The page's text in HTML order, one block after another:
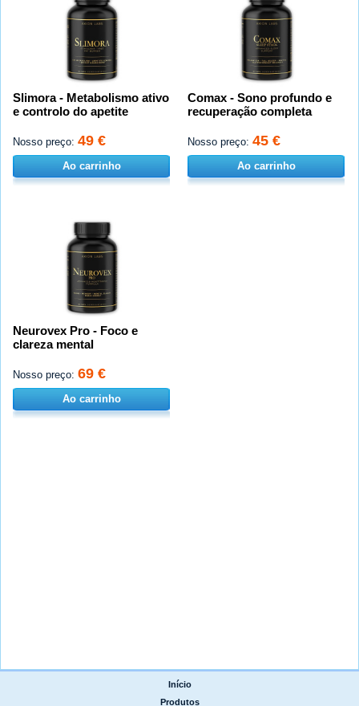
Slimora - Metabolismo ativo
e controlo do apetite
Nosso preço: 49 €
Ao carrinho
Comax - Sono profundo e
recuperação completa
Nosso preço: 45 €
Ao carrinho
Neurovex Pro - Foco e
clareza mental
Nosso preço: 69 €
Ao carrinho
Início
Produtos